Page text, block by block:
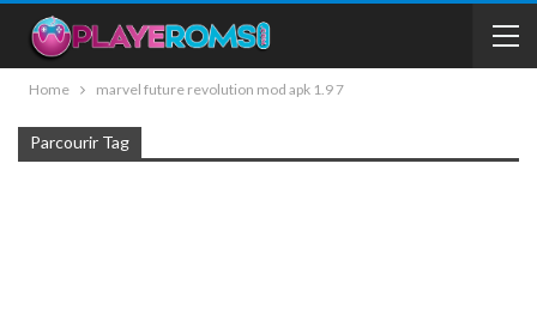
Home marvel future revolution mod apk 1.9 7
Parcourir Tag